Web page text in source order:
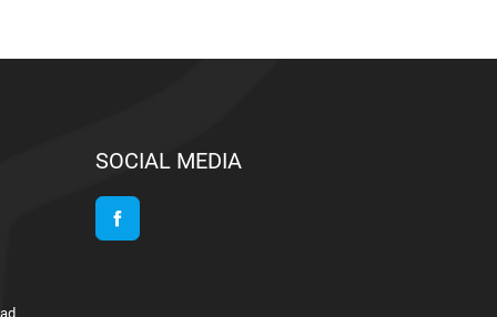
SOCIAL MEDIA
Facebook